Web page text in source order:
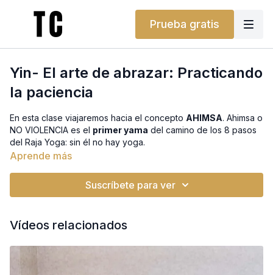
Prueba gratis
Yin- El arte de abrazar: Practicando
la paciencia
En esta clase viajaremos hacia el concepto AHIMSA. Ahimsa o
NO VIOLENCIA es el primer yama del camino de los 8 pasos
del Raja Yoga: sin él no hay yoga.
Puedes usar un libro, una almohada o un cinturón de casa. Te
ayudarán a conseguir el mismo soporte. Y si lo prefieres,
Respetar siempre los límites de tu cuerpo y
Aprende más
Suscríbete para ver
Vídeos relacionados